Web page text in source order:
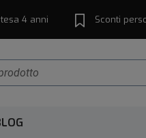
4 anni Sconti